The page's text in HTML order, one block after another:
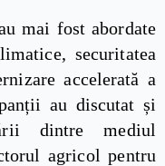
mai fost abordate
securitatea
accelerată a
au discutat și
dintre mediul
agricol pentru